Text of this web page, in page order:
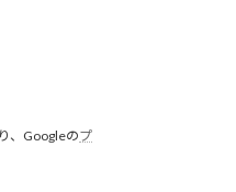
、Googleのプ